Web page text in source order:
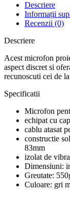
Descriere
Informații
Recenzii (0)
Descriere
Acest microfon
aspect discret si
recunoscuti cei de
Specificatii
Microfon
echipat cu
cablu atasat
constructie
83mm
izolat de
Dimensiuni:
Greutate:
Culoare: gri